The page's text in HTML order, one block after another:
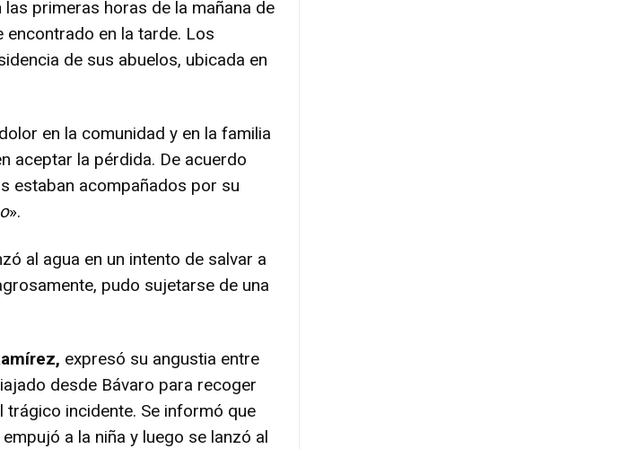
primeras horas de la mañana de
encontrado en la tarde. Los
de sus abuelos, ubicada en
en la comunidad y en la familia
aceptar la pérdida. De acuerdo
estaban acompañados por su
».
al agua en un intento de salvar a
pudo sujetarse de una
expresó su angustia entre
desde Bávaro para recoger
incidente. Se informó que
a la niña y luego se lanzó al